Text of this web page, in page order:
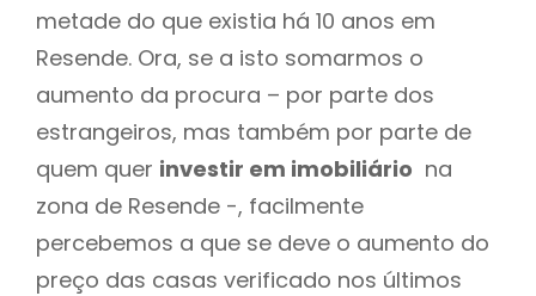
metade do que existia há 10 anos em
Resende. Ora, se a isto somarmos o
aumento da procura – por parte dos
estrangeiros, mas também por parte de
quem quer investir em imobiliário na
zona de Resende -, facilmente
percebemos a que se deve o aumento do
preço das casas verificado nos últimos